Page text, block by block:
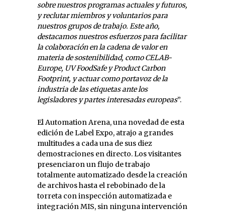
sobre nuestros programas actuales y futuros,
y reclutar miembros y voluntarios para
nuestros grupos de trabajo. Este año,
destacamos nuestros esfuerzos para facilitar
la colaboración en la cadena de valor en
materia de sostenibilidad, como CELAB-
Europe, UV FoodSafe y Product Carbon
Footprint, y actuar como portavoz de la
industria de las etiquetas ante los
legisladores y partes interesadas europeas”.
El Automation Arena, una novedad de esta
edición de Label Expo, atrajo a grandes
multitudes a cada una de sus diez
demostraciones en directo. Los visitantes
presenciaron un flujo de trabajo
totalmente automatizado desde la creación
de archivos hasta el rebobinado de la
torreta con inspección automatizada e
integración MIS, sin ninguna intervención